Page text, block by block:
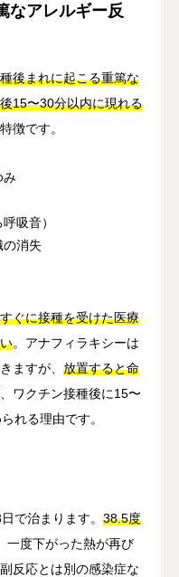
なアレルギー反
後まれに起こる重篤な
15〜30分以内に現れる
徴です。
み
吸音）
消失
すぐに接種を受けた医療
。アナフィラキシーは
ますが、 放置すると命
ワクチン接種後に15〜
れる理由です。
で治まります。 38.5度
一度下がった熱が再び
反応とは別の感染症な